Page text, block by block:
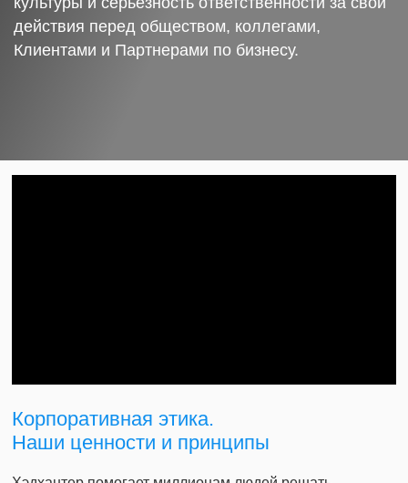
действия перед обществом, коллегами,
Клиентами и Партнерами по бизнесу.
Корпоративная этика.
Наши ценности и принципы